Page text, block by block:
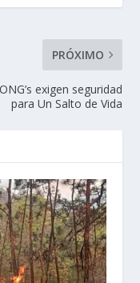
PRÓXIMO
ONG’s exigen seguridad
para Un Salto de Vida